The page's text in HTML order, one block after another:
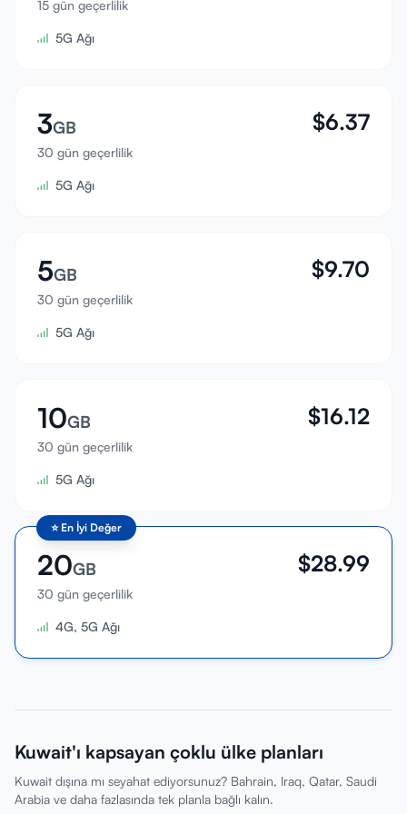
Giriş Yap
15 gün geçerlilik
5G Ağı
3GB
30 gün geçerlilik
$6.37
5G Ağı
5GB
30 gün geçerlilik
$9.70
5G Ağı
10GB
30 gün geçerlilik
$16.12
5G Ağı
⭐ En İyi Değer
20GB
30 gün geçerlilik
$28.99
4G, 5G Ağı
Kuwait'ı kapsayan çoklu ülke planları
Kuwait dışına mı seyahat ediyorsunuz? Bahrain, Iraq, Qatar, Saudi
Arabia ve daha fazlasında tek planla bağlı kalın.